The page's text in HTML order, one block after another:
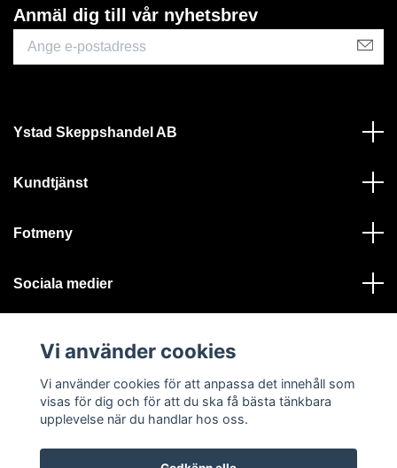
Anmäl dig till vår nyhetsbrev
Ystad Skeppshandel AB
Kundtjänst
Fotmeny
Sociala medier
© 2026 Ystad Skeppshandel - Alla rättigheter reserverade
Vi använder cookies
Vi använder cookies för att anpassa det innehåll som
visas för dig och för att du ska få bästa tänkbara
upplevelse när du handlar hos oss.